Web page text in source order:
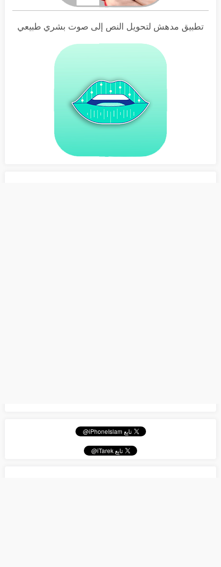
تطبيق مدهش لتحويل النص إلى صوت بشري طبيعي